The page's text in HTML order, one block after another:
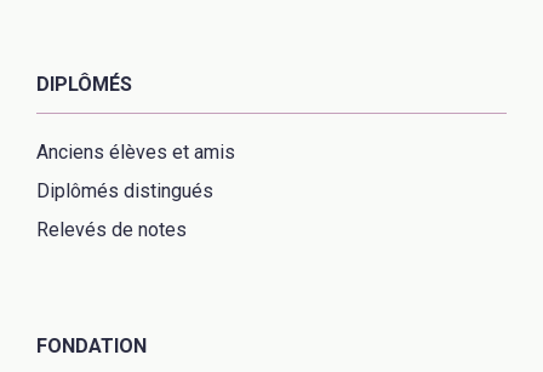
DIPLÔMÉS
Anciens élèves et amis
Diplômés distingués
Relevés de notes
FONDATION